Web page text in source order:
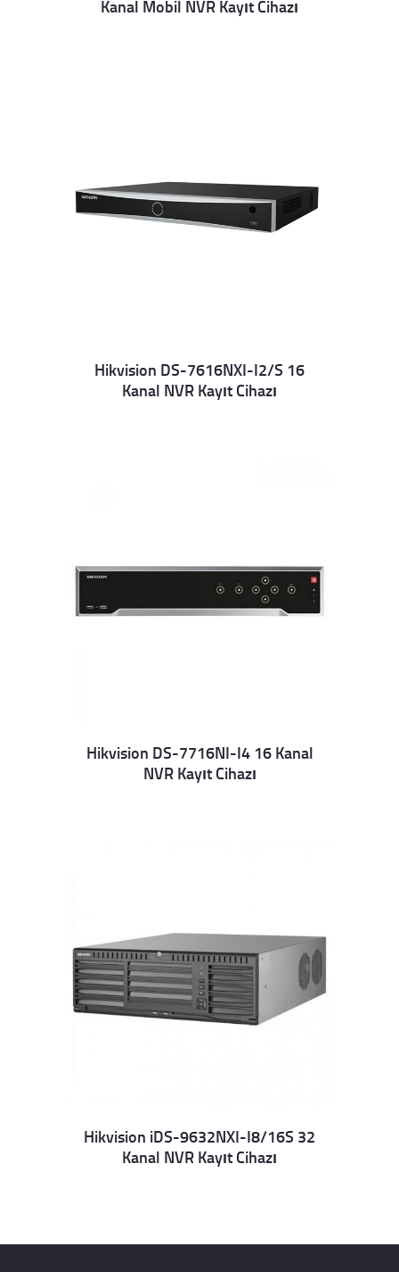
Details
Kanal Mobil NVR Kayıt Cihazı
Details
Hikvision DS-7616NXI-I2/S 16
Kanal NVR Kayıt Cihazı
Details
Hikvision DS-7716NI-I4 16 Kanal
NVR Kayıt Cihazı
Details
Hikvision iDS-9632NXI-I8/16S 32
Kanal NVR Kayıt Cihazı